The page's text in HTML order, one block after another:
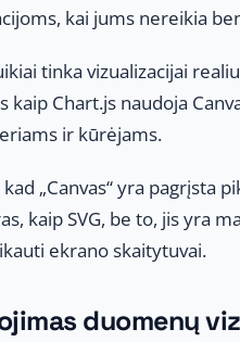
kai jums nereikia
tinka vizualizacijai
kaip Chart.js naudoja
ir kūrėjams.
„Canvas“ yra pagrįsta
kaip SVG, be to, jis yra
ekrano skaitytuvai.
duomenų